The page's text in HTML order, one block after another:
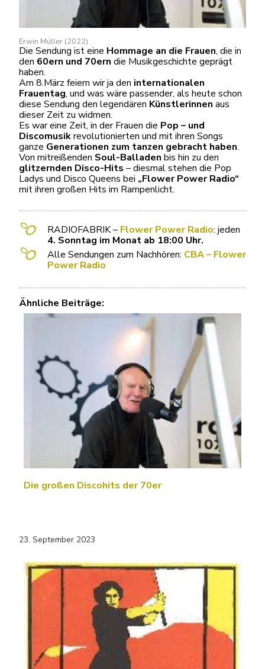
Erwin Müller (2022)
Die Sendung ist eine Hommage an die Frauen, die in
den 60ern und 70ern die Musikgeschichte geprägt
haben.
Am 8.März feiern wir ja den internationalen
Frauentag, und was wäre passender, als heute schon
diese Sendung den legendären Künstlerinnen aus
dieser Zeit zu widmen.
Es war eine Zeit, in der Frauen die Pop – und
Discomusikrevolutionierten und mit ihren Songs
ganze Generationen zum tanzen gebracht haben.
Von mitreißenden Soul-Balladen bis hin zu den
glitzernden Disco-Hits – diesmal stehen die Pop
Ladys und Disco Queens bei „Flower Power Radio“
mit ihren großen Hits im Rampenlicht.
RADIOFABRIK – Flower Power Radio: jeden
4. Sonntag im Monat ab 18:00 Uhr.
Alle Sendungen zum Nachhören: CBA – Flower
Power Radio
Ähnliche Beiträge:
Die großen Discohits der 70er
23. September 2023